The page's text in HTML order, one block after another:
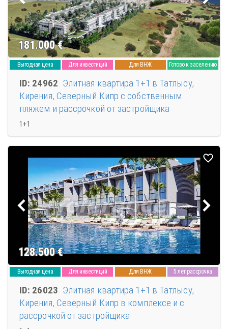
181.000€
Выгодная цена Для инвестиций Для ВНЖ Готово к заселению
ID: 24962 Элитная квартира 1+1 в Татлысу,
Кирения, Северный Кипр с собственным
пляжем и рассрочкой от застройщика
1+1
128.500€
Выгодная цена Для инвестиций Для ВНЖ 5 лет рассрочка
ID: 26023 Элитная квартира 1+1 в Татлысу,
Кирения, Северный Кипр в комплексе и с
рассрочкой от застройщика